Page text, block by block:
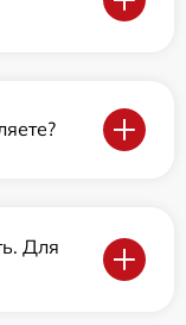
Для